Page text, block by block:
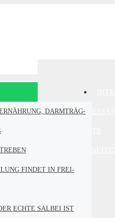
DARM­TRÄG­
FIN­DET IN FREI­
ECH­TE SAL­BEI IST